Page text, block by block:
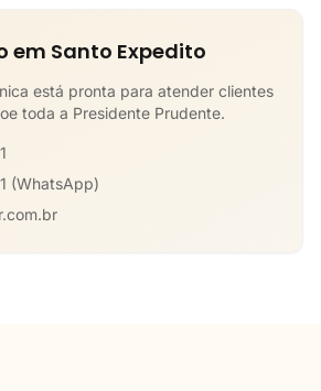
em Santo Expedito
está pronta para atender clientes
toda a Presidente Prudente.
(WhatsApp)